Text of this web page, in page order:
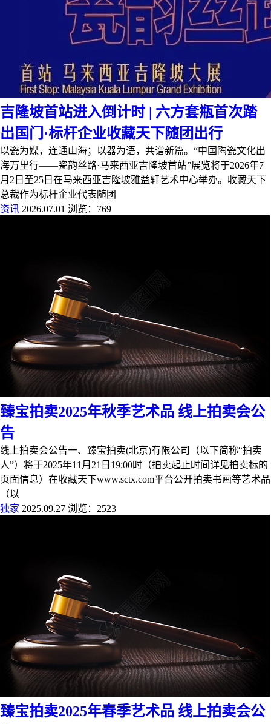
吉隆坡首站进入倒计时 | 六方套瓶首次踏
出国门·标杆企业收藏天下随团出行
以瓷为媒，连通山海；以器为语，共谱新篇。“中国陶瓷文化出
海万里行——瓷韵丝路·马来西亚吉隆坡首站”展览将于2026年7
月2日至25日在马来西亚吉隆坡雅益轩艺术中心举办。收藏天下
总裁作为标杆企业代表随团
资讯 2026.07.01 浏览：769
臻宝拍卖2025年秋季艺术品 线上拍卖会公
告
线上拍卖会公告一、臻宝拍卖(北京)有限公司（以下简称“拍卖
人”）将于2025年11月21日19:00时（拍卖起止时间详见拍卖标的
页面信息）在收藏天下www.sctx.com平台公开拍卖书画等艺术品
（以
独家 2025.09.27 浏览：2523
臻宝拍卖2025年春季艺术品 线上拍卖会公